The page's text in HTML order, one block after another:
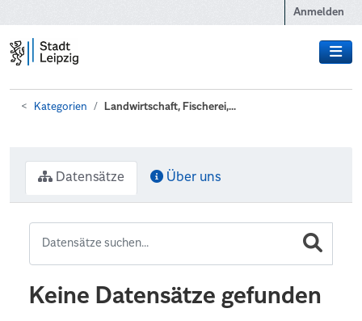
Anmelden
Kategorien Landwirtschaft, Fischerei,...
Datensätze Über uns
Keine Datensätze gefunden